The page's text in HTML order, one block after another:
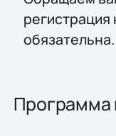
обязательна.
Программа